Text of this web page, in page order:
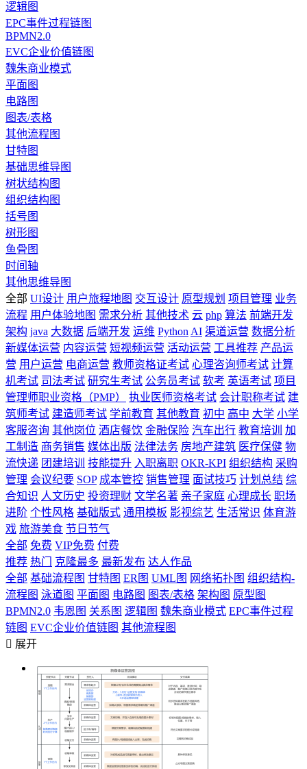
逻辑图
EPC事件过程链图
BPMN2.0
EVC企业价值链图
魏朱商业模式
平面图
电路图
图表/表格
其他流程图
甘特图
基础思维导图
树状结构图
组织结构图
括号图
树形图
鱼骨图
时间轴
其他思维导图
全部 UI设计 用户旅程地图 交互设计 原型规划 项目管理 业务
流程 用户体验地图 需求分析 其他技术 云 php 算法 前端开发
架构 java 大数据 后端开发 运维 Python AI 渠道运营 数据分析
新媒体运营 内容运营 短视频运营 活动运营 工具推荐 产品运
营 用户运营 电商运营 教师资格证考试 心理咨询师考试 计算
机考试 司法考试 研究生考试 公务员考试 软考 英语考试 项目
管理师职业资格（PMP）
执业医师资格考试 会计职称考试 建
筑师考试 建造师考试 学前教育 其他教育 初中 高中 大学 小学
客服咨询 其他岗位 酒店餐饮 金融保险 汽车出行 教育培训
加
工制造 商务销售 媒体出版 法律法务 房地产建筑 医疗保健 物
流快递 团建培训 技能提升 入职离职 OKR-KPI 组织结构 采购
管理 会议纪要 SOP 成本管控 销售管理 面试技巧 计划总结 综
合知识 人文历史 投资理财 文学名著 亲子家庭 心理成长 职场
进阶 个性风格 基础版式 通用模板 影视综艺 生活常识 体育游
戏 旅游美食 节日节气
全部 免费 VIP免费 付费
推荐 热门 克隆最多 最新发布 达人作品
全部 基础流程图 甘特图 ER图 UML图 网络拓扑图 组织结构-
流程图 泳道图 平面图 电路图 图表/表格 架构图 原型图
BPMN2.0 韦恩图 关系图 逻辑图 魏朱商业模式 EPC事件过程
链图 EVC企业价值链图 其他流程图
 展开